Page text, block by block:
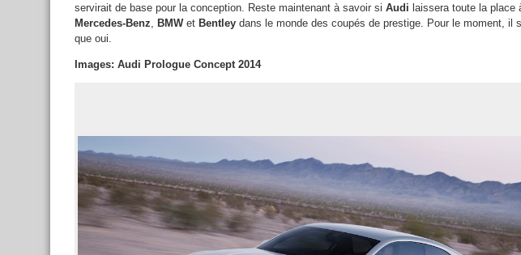
servirait de base pour la conception. Reste maintenant à savoir si Audi laissera toute la place
Mercedes-Benz, BMWet Bentley dans le monde des coupés de prestige. Pour le moment, il
que oui.
Images: Audi Prologue Concept 2014